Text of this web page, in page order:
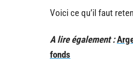
Voici ce qu’il faut
A lire également :
fonds